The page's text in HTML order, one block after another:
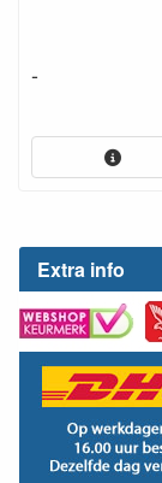
Extra info
-